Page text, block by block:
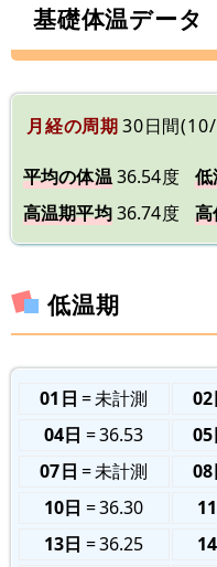
基礎体温データ
月経の周期30日間
平均の体温36.54度 低
高温期平均36.74度 高
低温期
01日 未計測 02
04日
36.53 05
07日
未計測 08
10日
36.30
13日
36.25